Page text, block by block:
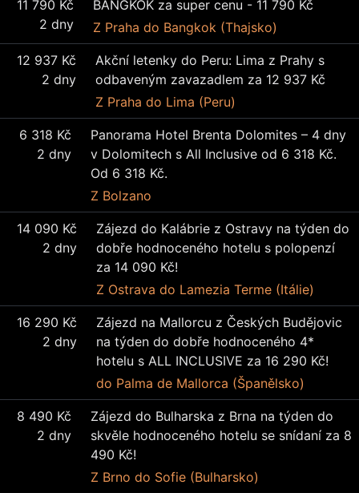
11 790 Kč
2 dny
BANGKOK za super cenu - 11 790 Kč
Z Praha do Bangkok (Thajsko)
12 937 Kč
2 dny
Akční letenky do Peru: Lima z Prahy s
odbaveným zavazadlem za 12 937 Kč
Z Praha do Lima (Peru)
6 318 Kč
2 dny
Panorama Hotel Brenta Dolomites – 4 dny
v Dolomitech s All Inclusive od 6 318 Kč.
Od 6 318 Kč.
Z Bolzano
14 090 Kč
2 dny
Zájezd do Kalábrie z Ostravy na týden do
dobře hodnoceného hotelu s polopenzí
za 14 090 Kč!
Z Ostrava do Lamezia Terme (Itálie)
16 290 Kč
2 dny
Zájezd na Mallorcu z Českých Budějovic
na týden do dobře hodnoceného 4*
hotelu s ALL INCLUSIVE za 16 290 Kč!
do Palma de Mallorca (Španělsko)
8 490 Kč
2 dny
Zájezd do Bulharska z Brna na týden do
skvěle hodnoceného hotelu se snídaní za 8
490 Kč!
Z Brno do Sofie (Bulharsko)